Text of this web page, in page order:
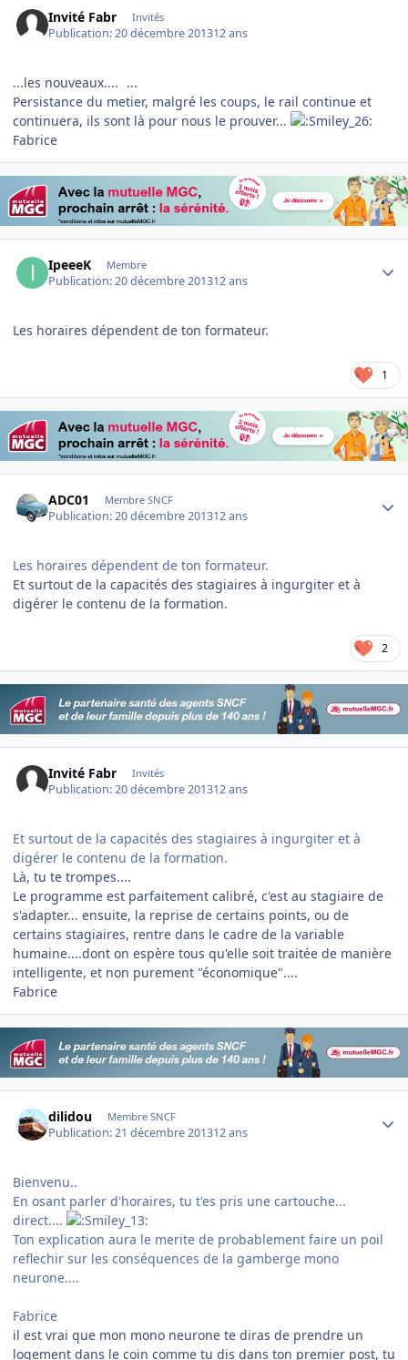
Invité Fabr Invités
Publication:20 décembre 201312 ans
...les nouveaux.... ...
Persistance du metier, malgré les coups, le rail continue et
continuera, ils sont là pour nous le prouver...
Fabrice
IpeeeK Membre
Publication:20 décembre 201312 ans
Les horaires dépendent de ton formateur.
1
ADC01 Membre SNCF
Publication:20 décembre 201312 ans
Les horaires dépendent de ton formateur.
Et surtout de la capacités des stagiaires à ingurgiter et à
digérer le contenu de la formation.
2
Invité Fabr Invités
Publication:20 décembre 201312 ans
Et surtout de la capacités des stagiaires à ingurgiter et à
digérer le contenu de la formation.
Là, tu te trompes....
Le programme est parfaitement calibré, c'est au stagiaire de
s'adapter... ensuite, la reprise de certains points, ou de
certains stagiaires, rentre dans le cadre de la variable
humaine....dont on espère tous qu'elle soit traitée de manière
intelligente, et non purement "économique"....
Fabrice
dilidou Membre SNCF
Publication:21 décembre 201312 ans
Bienvenu..
En osant parler d'horaires, tu t'es pris une cartouche...
direct....
Ton explication aura le merite de probablement faire un poil
reflechir sur les conséquences de la gamberge mono
neurone....
Fabrice
il est vrai que mon mono neurone te diras de prendre un
logement dans le coin comme tu dis dans ton premier post, tu